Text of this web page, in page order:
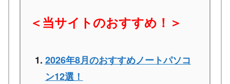
＜当サイトのおすすめ！＞
2026年8月のおすすめノートパソコ
ン12選！